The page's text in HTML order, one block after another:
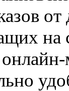
на